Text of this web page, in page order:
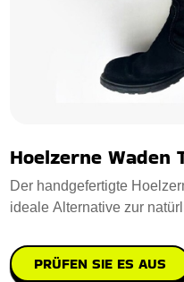
Hoelzerne Waden
Der handgefertigte
ideale Alternative zur
PRÜFEN SIE ES AUS